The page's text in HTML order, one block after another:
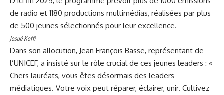
de radio et 1180 productions multimédias, réalisées par plus
de 500 jeunes sélectionnés pour leur excellence.
Josué Koffi
Dans son allocution, Jean François Basse, représentant de
l’UNICEF, a insisté sur le rôle crucial de ces jeunes leaders : «
Chers lauréats, vous êtes désormais des leaders
médiatiques. Votre voix peut réparer, éclairer, unir. Cultivez